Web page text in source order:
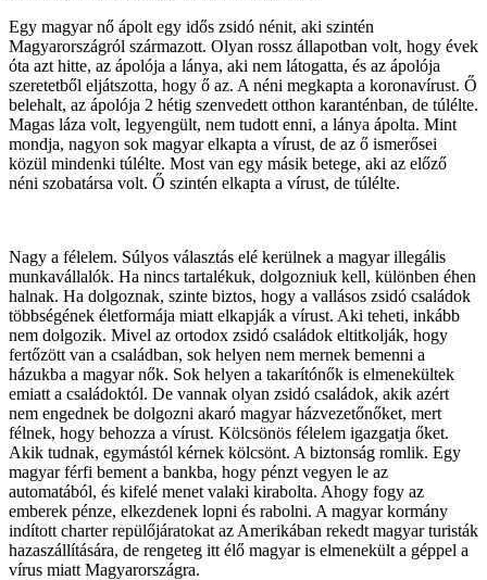
Egy magyar nő ápolt egy idős zsidó nénit, aki szintén
Magyarországról származott. Olyan rossz állapotban volt, hogy évek
óta azt hitte, az ápolója a lánya, aki nem látogatta, és az ápolója
szeretetből eljátszotta, hogy ő az. A néni megkapta a koronavírust. Ő
belehalt, az ápolója 2 hétig szenvedett otthon karanténban, de túlélte.
Magas láza volt, legyengült, nem tudott enni, a lánya ápolta. Mint
mondja, nagyon sok magyar elkapta a vírust, de az ő ismerősei
közül mindenki túlélte. Most van egy másik betege, aki az előző
néni szobatársa volt. Ő szintén elkapta a vírust, de túlélte.
Nagy a félelem. Súlyos választás elé kerülnek a magyar illegális
munkavállalók. Ha nincs tartalékuk, dolgozniuk kell, különben éhen
halnak. Ha dolgoznak, szinte biztos, hogy a vallásos zsidó családok
többségének életformája miatt elkapják a vírust. Aki teheti, inkább
nem dolgozik. Mivel az ortodox zsidó családok eltitkolják, hogy
fertőzött van a családban, sok helyen nem mernek bemenni a
házukba a magyar nők. Sok helyen a takarítónők is elmenekültek
emiatt a családoktól. De vannak olyan zsidó családok, akik azért
nem engednek be dolgozni akaró magyar házvezetőnőket, mert
félnek, hogy behozza a vírust. Kölcsönös félelem igazgatja őket.
Akik tudnak, egymástól kérnek kölcsönt. A biztonság romlik. Egy
magyar férfi bement a bankba, hogy pénzt vegyen le az
automatából, és kifelé menet valaki kirabolta. Ahogy fogy az
emberek pénze, elkezdenek lopni és rabolni. A magyar kormány
indított charter repülőjáratokat az Amerikában rekedt magyar turisták
hazaszállítására, de rengeteg itt élő magyar is elmenekült a géppel a
vírus miatt Magyarországra.